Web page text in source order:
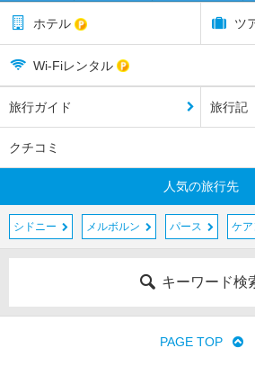
ホテル ツ
Wi-Fiレンタル
旅行ガイド 旅行記
クチコミ
人気の旅行先
シドニー メルボルン パース ケ
キーワード検
PAGE TOP